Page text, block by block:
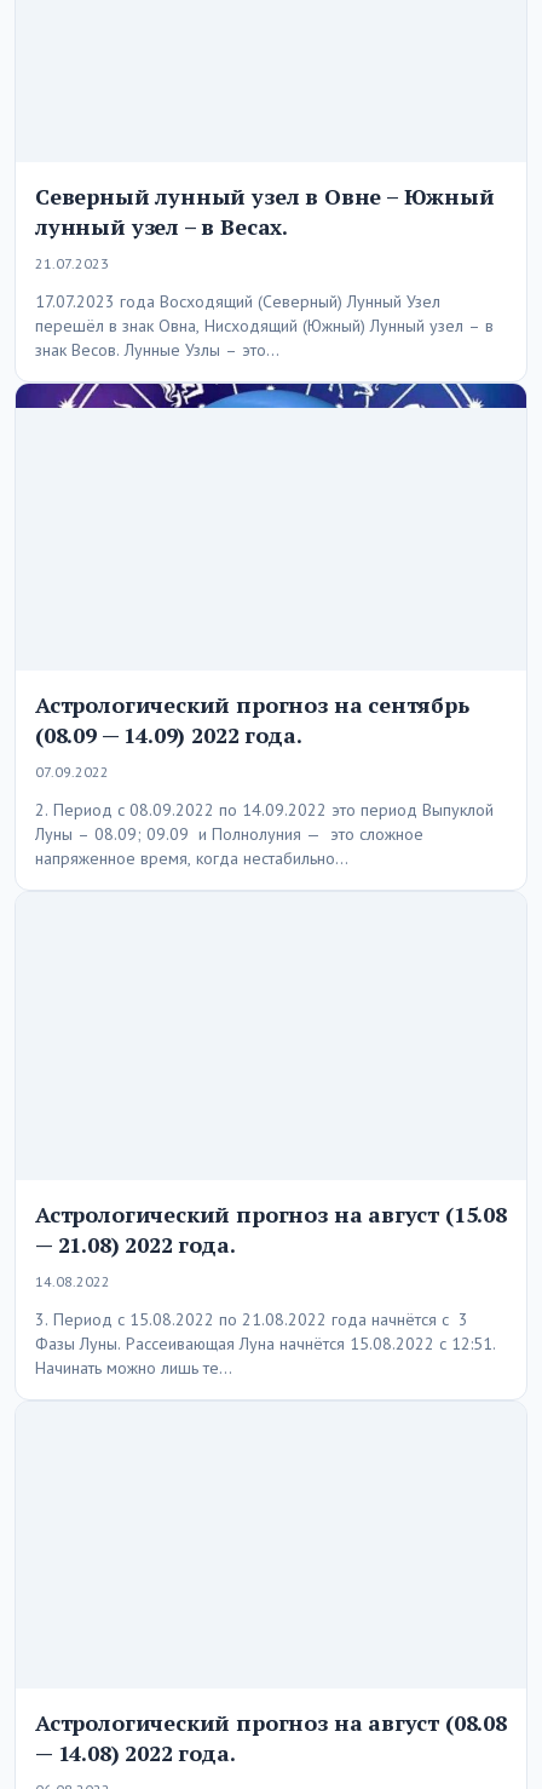
Северный лунный узел в Овне – Южный
лунный узел – в Весах.
21.07.2023
17.07.2023 года Восходящий (Северный) Лунный Узел
перешёл в знак Овна, Нисходящий (Южный) Лунный узел – в
знак Весов. Лунные Узлы – это…
Астрологический прогноз на сентябрь
(08.09 — 14.09) 2022 года.
07.09.2022
2. Период с 08.09.2022 по 14.09.2022 это период Выпуклой
Луны – 08.09; 09.09 и Полнолуния — это сложное
напряженное время, когда нестабильно…
Астрологический прогноз на август (15.08
— 21.08) 2022 года.
14.08.2022
3. Период с 15.08.2022 по 21.08.2022 года начнётся с 3
Фазы Луны. Рассеивающая Луна начнётся 15.08.2022 с 12:51.
Начинать можно лишь те…
Астрологический прогноз на август (08.08
— 14.08) 2022 года.